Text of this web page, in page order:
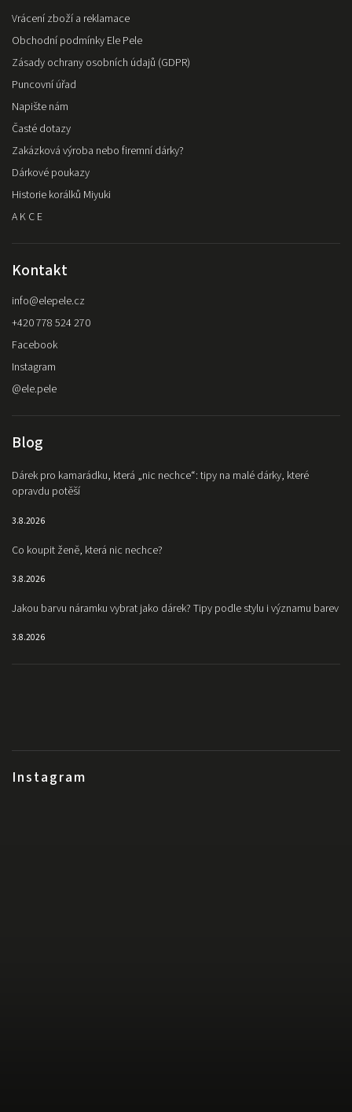
Vrácení zboží a reklamace
Obchodní podmínky Ele Pele
Zásady ochrany osobních údajů (GDPR)
Puncovní úřad
Napište nám
Časté dotazy
Zakázková výroba nebo firemní dárky?
Dárkové poukazy
Historie korálků Miyuki
A K C E
Instagram
Kontakt
info@elepele.cz
+420 778 524 270
Facebook
Instagram
@ele.pele
Blog
Dárek pro kamarádku, která „nic nechce“: tipy na malé dárky, které
opravdu potěší
3.8.2026
Co koupit ženě, která nic nechce?
3.8.2026
Jakou barvu náramku vybrat jako dárek? Tipy podle stylu i významu barev
3.8.2026